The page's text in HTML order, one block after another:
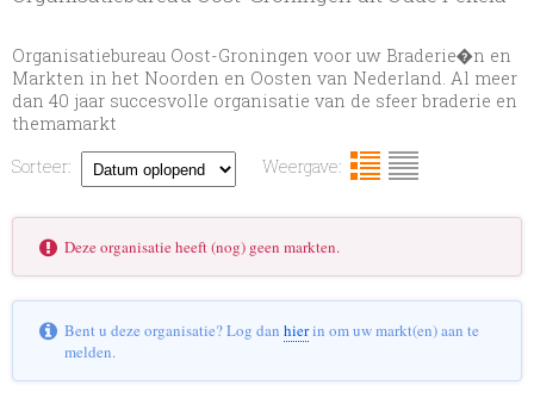
Organisatiebureau Oost-Groningen voor uw Braderie�n en
Markten in het Noorden en Oosten van Nederland. Al meer
dan 40 jaar succesvolle organisatie van de sfeer braderie en
themamarkt
Sorteer:
Weergave:
Deze organisatie heeft (nog) geen markten.
Bent u deze organisatie? Log dan hierin om uw markt(en) aan te
melden.